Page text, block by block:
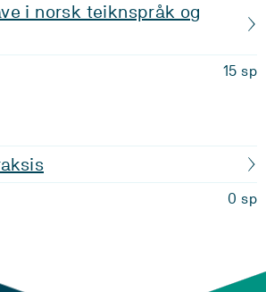
i norsk teiknspråk og
15 sp
0 sp